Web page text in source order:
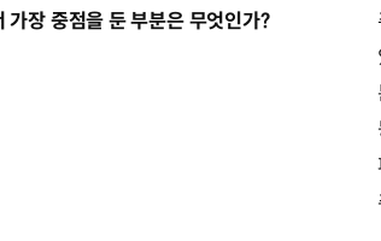
장 중점을 둔 부분은 무엇인가?